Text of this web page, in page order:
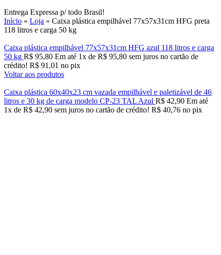
Entrega Expressa p/ todo Brasil!
Início » Loja » Caixa plástica empilhável 77x57x31cm HFG preta
118 litros e carga 50 kg
Caixa plástica empilhável 77x57x31cm HFG azul 118 litros e carga
50 kg R$ 95,80 Em até 1x de R$ 95,80 sem juros no cartão de
crédito! R$ 91,01 no pix
Voltar aos produtos
Caixa plástica 60x40x23 cm vazada empilhável e paletizável de 46
litros e 30 kg de carga modelo CP-23 TAL Azul R$ 42,90 Em até
1x de R$ 42,90 sem juros no cartão de crédito! R$ 40,76 no pix